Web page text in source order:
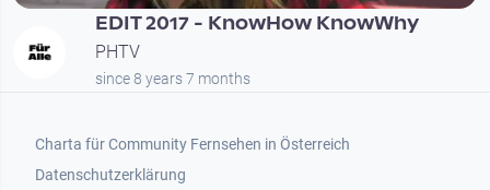
EDIT 2017 - KnowHow KnowWhy
PHTV
since 8 years 7 months
Footer 1
Charta für Community Fernsehen in Österreich
Datenschutzerklärung